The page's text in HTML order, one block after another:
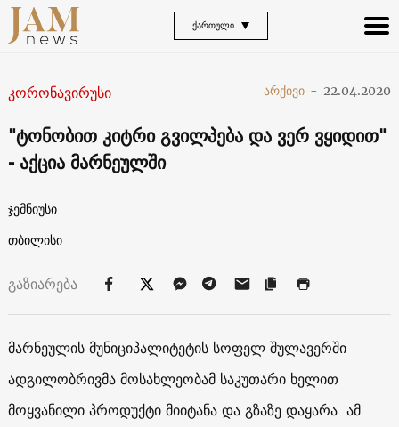
ᲥᲐᲠᲗᲣᲚᲘ
კორონავირუსი არქივი - 22.04.2020
"ტონობით კიტრი გვილპება და ვერ ვყიდით"
- აქცია მარნეულში
ჯემნიუსი
თბილისი
გაზიარება
მარნეულის მუნიციპალიტეტის სოფელ შულავერში
ადგილობრივმა მოსახლეობამ საკუთარი ხელით
მოყვანილი პროდუქტი მიიტანა და გზაზე დაყარა. ამ